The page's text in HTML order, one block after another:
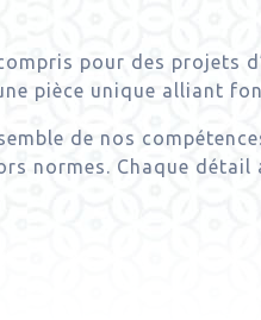
pour des projets
pièce unique alliant
de nos
normes. Chaque détail